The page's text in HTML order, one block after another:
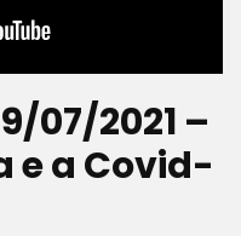
07/2021 –
e a Covid-